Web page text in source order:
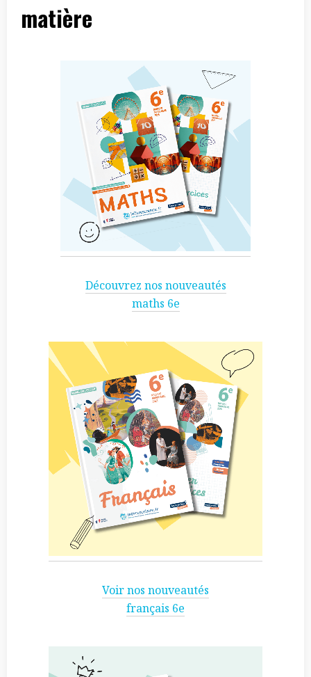
matière
Découvrez nos nouveautés
maths 6e
Voir nos nouveautés
français 6e